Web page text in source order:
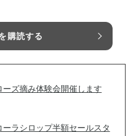
購読する
ズ摘み体験会開催します
ラシロップ半額セールスタ